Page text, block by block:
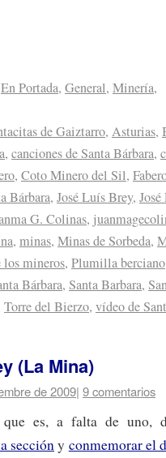
En Portada, General, Minería,
de Gaiztarro, Asturias,
, canciones de Santa Bárbara,
, Coto Minero del Sil,
Bárbara, José Luís Brey,
G. Colinas,
, minas, Minas de Sorbeda,
los mineros, Plumilla berciano
Bárbara, Santa Barbara,
Torre del Bierzo, vídeo de
(La Mina)
de 2009| 9 comentarios
es, a falta de uno,
seccióny conmemorar el